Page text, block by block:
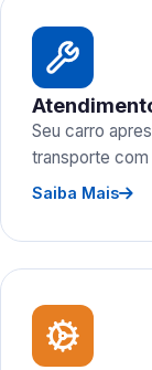
Seu carro
transporte
Saiba Mais